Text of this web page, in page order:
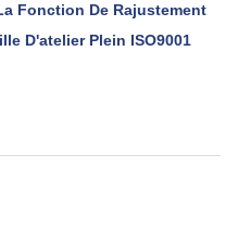
Fonction De Rajustement
D'atelier Plein ISO9001